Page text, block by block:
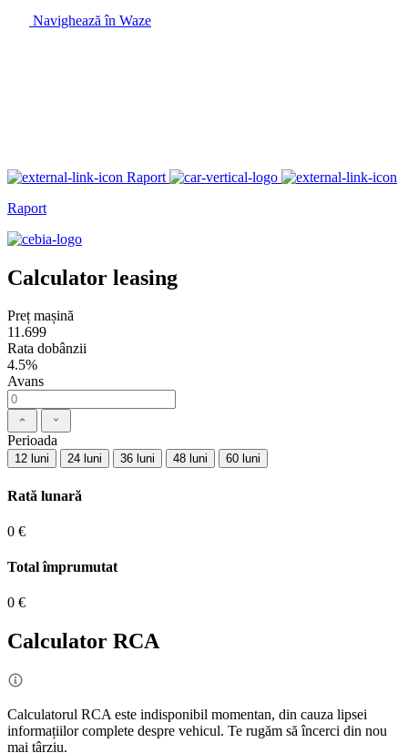
Navighează în Waze
Raport
Raport
Calculator leasing
Preț mașină
11.699
Rata dobânzii
4.5%
Avans
Perioada
12 luni 24 luni 36 luni 48 luni 60 luni
Rată lunară
0 €
Total împrumutat
0 €
Calculator RCA
Calculatorul RCA este indisponibil momentan, din cauza lipsei
informațiilor complete despre vehicul. Te rugăm să încerci din nou
mai târziu.